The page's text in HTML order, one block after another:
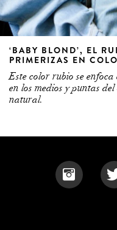
‘BABY BLOND’, EL
PRIMERIZAS EN
Este color rubio se
en los medios y puntas
natural.